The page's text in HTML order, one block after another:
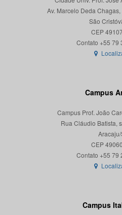
Av. Marcelo Deda
São
CEP
Campus
Campus Prof. João
Rua Cláudio Batista,
Aracaju/
CEP
Campus